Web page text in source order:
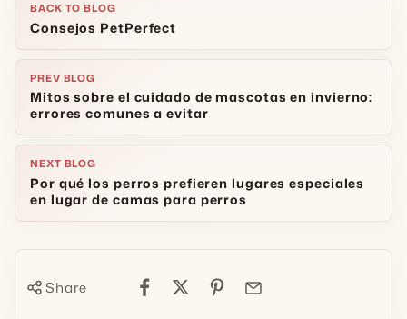
BACK TO BLOG
Consejos PetPerfect
PREV BLOG
Mitos sobre el cuidado de mascotas en invierno:
errores comunes a evitar
NEXT BLOG
Por qué los perros prefieren lugares especiales
en lugar de camas para perros
Share